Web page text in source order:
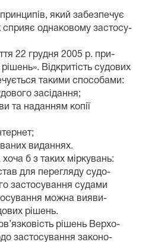
який забезпечує
сприяє однаковому застосу-
22 грудня 2005 р. при-
Відкритість судових
такими способами:
засідання;
та наданням копії
виданнях.
б з таких міркувань:
для перегляду судо-
застосування судами
можна вияви-
рішень.
рішень Верхо-
застосування законо-